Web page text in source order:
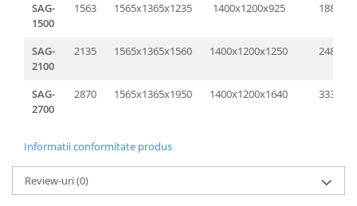
SAG-
1500
1563 1565x1365x1235 1400x1200x925 1887
SAG-
2100
2135 1565x1365x1560 1400x1200x1250 2486
SAG-
2700
2870 1565x1365x1950 1400x1200x1640 3335
Informatii conformitate produs
Review-uri(0)